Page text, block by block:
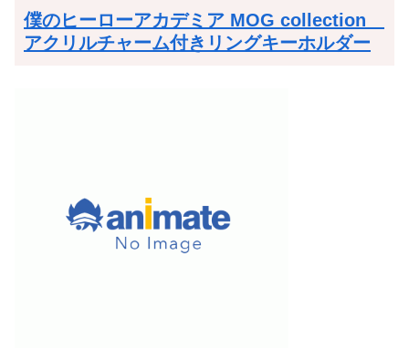
僕のヒーローアカデミア MOG collection
アクリルチャーム付きリングキーホルダー